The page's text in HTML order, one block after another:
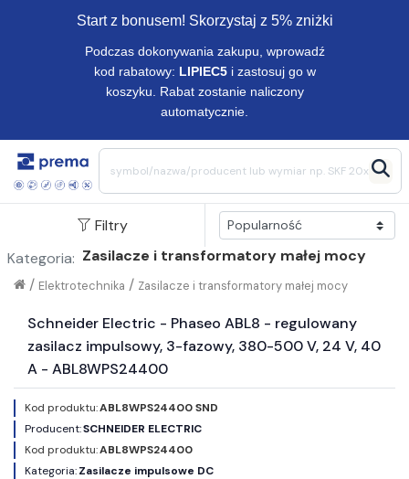
Start z bonusem! Skorzystaj z 5% zniżki
Podczas dokonywania zakupu, wprowadź
kod rabatowy: LIPIEC5 i zastosuj go w
koszyku. Rabat zostanie naliczony
automatycznie.
Filtry
Kategoria: Zasilacze i transformatory małej mocy
Zasilacze i transformatory małej mocy
/
Elektrotechnika
/
Schneider Electric - Phaseo ABL8 - regulowany
zasilacz impulsowy, 3-fazowy, 380-500 V, 24 V, 40
A - ABL8WPS24400
Kod produktu:ABL8WPS24400 SND
Producent:SCHNEIDER ELECTRIC
Kod produktu:ABL8WPS24400
Kategoria:Zasilacze impulsowe DC